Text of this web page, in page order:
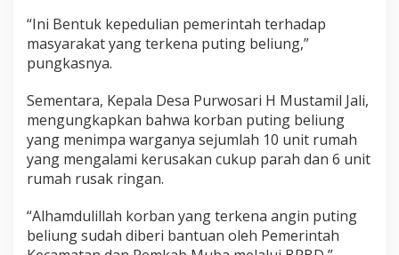
“Ini Bentuk kepedulian pemerintah terhadap
masyarakat yang terkena puting beliung,”
pungkasnya.
Sementara, Kepala Desa Purwosari H Mustamil Jali,
mengungkapkan bahwa korban puting beliung
yang menimpa warganya sejumlah 10 unit rumah
yang mengalami kerusakan cukup parah dan 6 unit
rumah rusak ringan.
“Alhamdulillah korban yang terkena angin puting
beliung sudah diberi bantuan oleh Pemerintah